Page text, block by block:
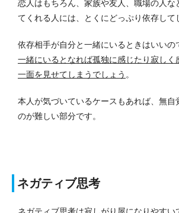
恋人はもちろん、家族や友人、職場の人な
てくれる人には、とくにどっぷり依存して
依存相手が自分と一緒にいるときはいいの
一緒にいるとなれば孤独に感じたり寂しく
一面を見せてしまうでしょう 。
本人が気づいているケースもあれば、無自
のが難しい部分です。
ネガティブ思考